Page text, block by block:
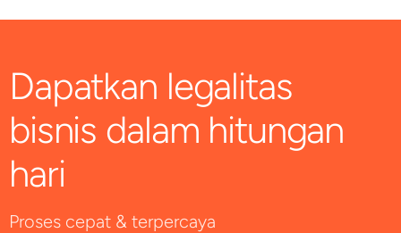
Dapatkan legalitas
bisnis dalam hitungan
hari
Proses cepat & terpercaya